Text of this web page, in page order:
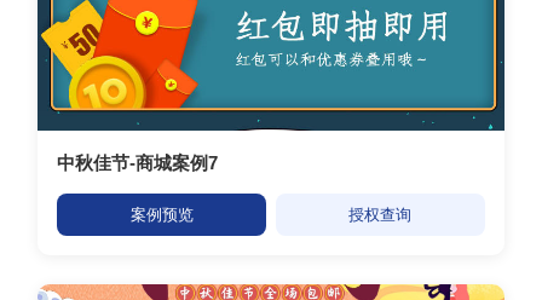
中秋佳节-商城案例7
案例预览 授权查询